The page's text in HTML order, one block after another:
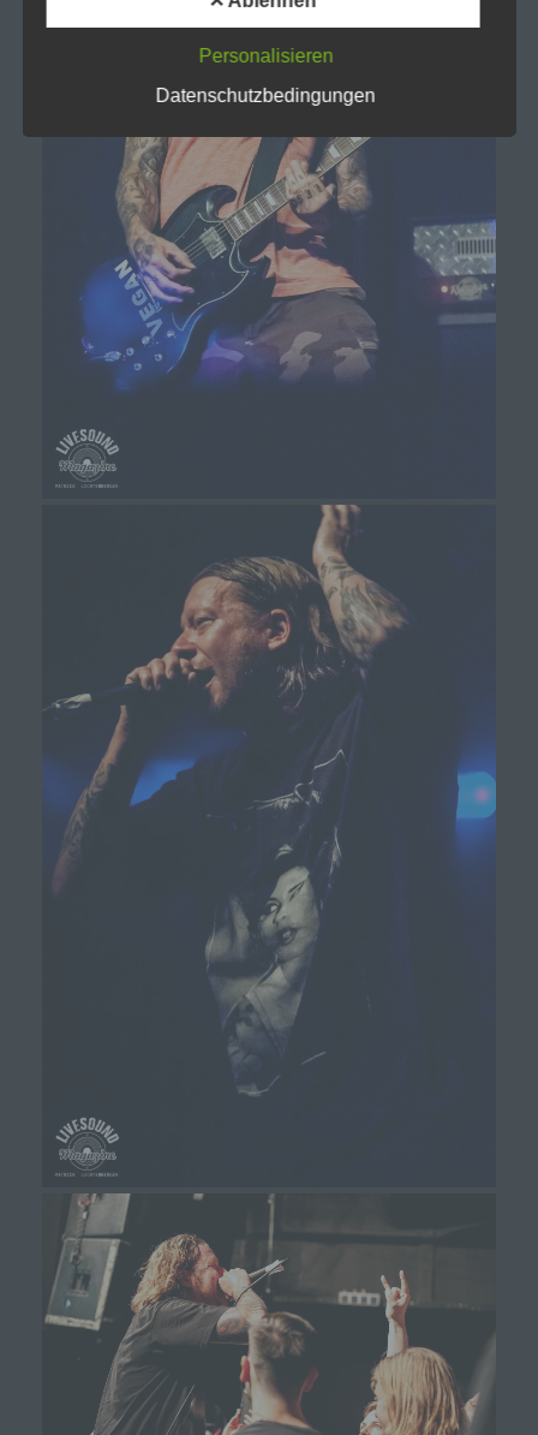
Dritter ist eine natürliche oder juristische Person,
Behörde, Einrichtung oder andere Stelle außer
der betroffenen Person, dem Verantwortlichen,
dem Auftragsverarbeiter und den Personen, die
Verantwortlichen oder des Auftragsverarbeiters
befugt sind, die personenbezogenen Daten zu
verarbeiten.
k) Einwilligung
Einwilligung ist jede von der betroffenen Person
freiwillig für den bestimmten Fall in informierter
Weise und unmissverständlich abgegebene
Willensbekundung in Form einer Erklärung oder
einer sonstigen eindeutigen bestätigenden
verstehen gibt, dass sie mit der Verarbeitung der
sie betreffenden personenbezogenen Daten
einverstanden ist.
Name und Anschrift des für die Verarbeitung
Verantwortlichen
Verantwortlicher im Sinne der Datenschutz-
Grundverordnung, sonstiger in den Mitgliedstaaten der
Europäischen Union geltenden Datenschutzgesetze
und anderer Bestimmungen mit
datenschutzrechtlichem Charakter ist die:
Michaela Mayerr
Hauffstraße 10
E-Mail: info@livesound-magazine.com
Cookies / SessionStorage / LocalStorage
Die Internetseiten verwenden teilweise so genannte
Cookies, LocalStorage und SessionStorage. Dies dient
sicherer zu machen. Local Storage und
SessionStorage ist eine Technologie, mit welcher ihr
Browser Daten auf Ihrem Computer oder mobilen
über einen Internetbrowser auf einem Computersystem
abgelegt und gespeichert werden. Sie können die
Verwendung von Cookies, LocalStorage und
SessionStorage durch entsprechende Einstellung in
Ihrem Browser verhindern.
Zahlreiche Internetseiten und Server verwenden
Cookies. Viele Cookies enthalten eine sogenannte
Cookie-ID. Eine Cookie-ID ist eine eindeutige
Kennung des Cookies. Sie besteht aus einer
Zeichenfolge, durch welche Internetseiten und
Personalisieren
Datenschutzbedingungen